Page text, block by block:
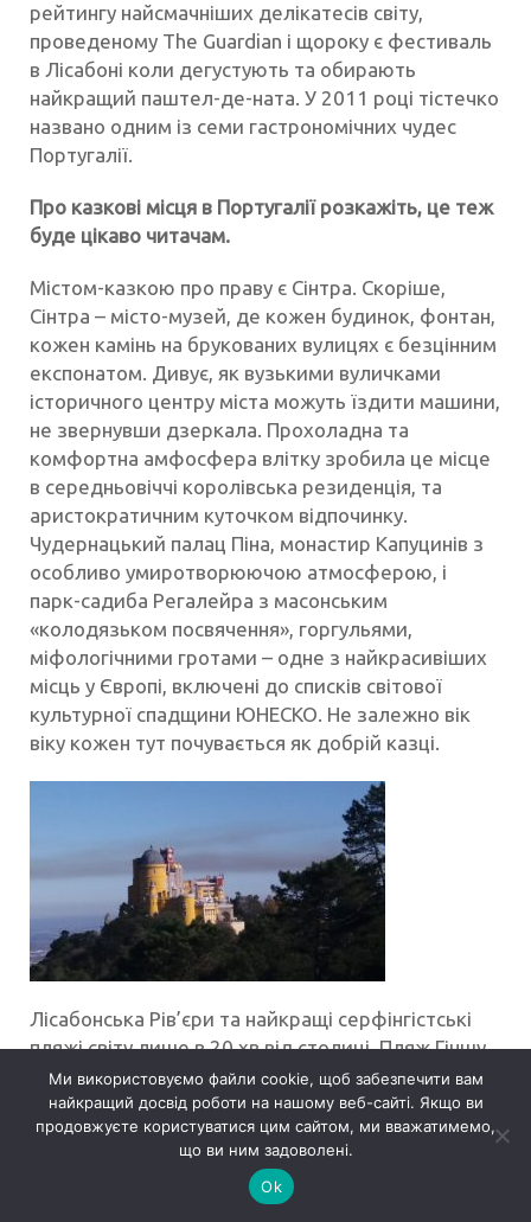
рейтингу найсмачніших делікатесів світу,
проведеному The Guardian і щороку є фестиваль
в Лісабоні коли дегустують та обирають
найкращий паштел-де-ната. У 2011 році тістечко
названо одним із семи гастрономічних чудес
Португалії.
Про казкові місця в Португалії розкажіть, це теж
буде цікаво читачам.
Містом-казкою про праву є Сінтра. Скоріше,
Сінтра – місто-музей, де кожен будинок, фонтан,
кожен камінь на брукованих вулицях є безцінним
експонатом. Дивує, як вузькими вуличками
історичного центру міста можуть їздити машини,
не звернувши дзеркала. Прохоладна та
комфортна амфосфера влітку зробила це місце
в середньовіччі королівська резиденція, та
аристократичним куточком відпочинку.
Чудернацький палац Піна, монастир Капуцинів з
особливо умиротворюючою атмосферою, і
парк-садиба Регалейра з масонським
«колодязьком посвячення», горгульями,
міфологічними гротами – одне з найкрасивіших
місць у Європі, включені до списків світової
культурної спадщини ЮНЕСКО. Не залежно вік
віку кожен тут почувається як добрій казці.
Лісабонська Рів’єри та найкращі серфінгістські
пляжі світу лише в 20 хв від столиці. Пляж Гіншу
та Паща Диявола. – Подорож до пекла!
Жартівливо кажуть португальці, звичайно, але
це місце з особливою енергетикою. Тут, у
ущелині Бока ду Інферно (назву перекладають як
«Брама Пекла» чи частіше «Паща диявола») йде
Ми використовуємо файли cookie, щоб забезпечити вам
найкращий досвід роботи на нашому веб-сайті. Якщо ви
продовжуєте користуватися цим сайтом, ми вважатимемо,
що ви ним задоволені.
Ok